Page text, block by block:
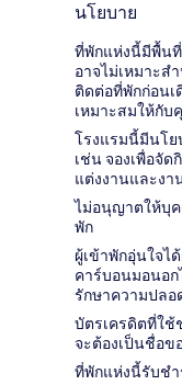
นโยบาย
ที่พักแห่งนี้มีพื้นที่
อาจไม่เหมาะส
ติดต่อที่พักก่อนเ
เหมาะสมให้กับ
โรงแรมนี้มีนโย
เช่น จองเพื่อจั
แต่งงานและงา
ไม่อนุญาตให้บุค
พัก
ผู้เข้าพักอุ่นใจไ
คาร์บอนมอนอ
รักษาความปล
บัตรเครดิตที่ใช้
จะต้องเป็นชื่อข
ที่พักแห่งนี้รับชำ